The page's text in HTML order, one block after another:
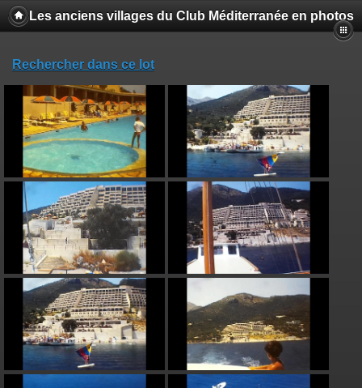
Les anciens villages du Club Méditerranée en photos
Rechercher dans ce lot